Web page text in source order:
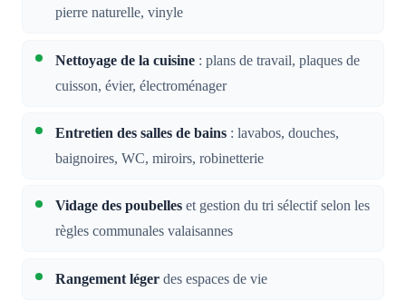
pierre naturelle, vinyle
Nettoyage de la cuisine : plans de travail, plaques de
cuisson, évier, électroménager
Entretien des salles de bains : lavabos, douches,
baignoires, WC, miroirs, robinetterie
Vidage des poubelles et gestion du tri sélectif selon les
règles communales valaisannes
Rangement léger des espaces de vie